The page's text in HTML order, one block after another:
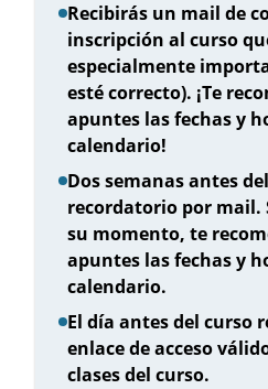
Recibirás un mail de
inscripción al curso
especialmente
esté correcto). ¡Te
apuntes las fechas y
calendario!
Dos semanas antes
recordatorio por mail.
su momento, te
apuntes las fechas y
calendario.
El día antes del curso
enlace de acceso
clases del curso.